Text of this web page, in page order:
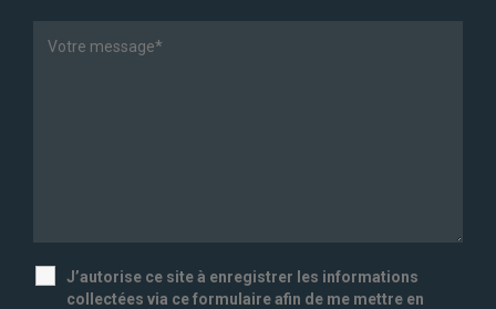
J’autorise ce site à enregistrer les informations
collectées via ce formulaire afin de me mettre en